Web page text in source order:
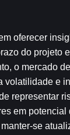
oferecer
do projeto
o mercado
volatilidade e
representar
em
se